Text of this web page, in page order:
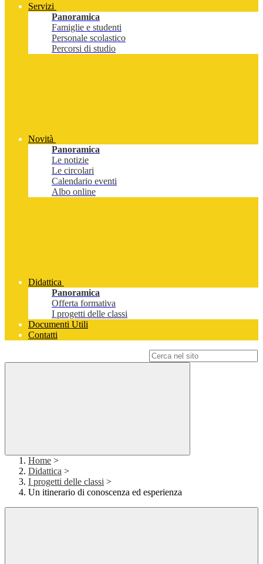
Servizi
Panoramica
Famiglie e studenti
Personale scolastico
Percorsi di studio
Novità
Panoramica
Le notizie
Le circolari
Calendario eventi
Albo online
Didattica
Panoramica
Offerta formativa
I progetti delle classi
Documenti Utili
Contatti
Home >
Didattica >
I progetti delle classi >
Un itinerario di conoscenza ed esperienza